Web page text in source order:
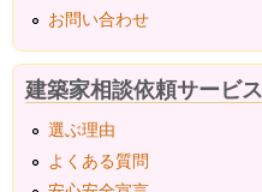
お問い合わせ
建築家相談依頼サービ
選ぶ理由
よくある質問